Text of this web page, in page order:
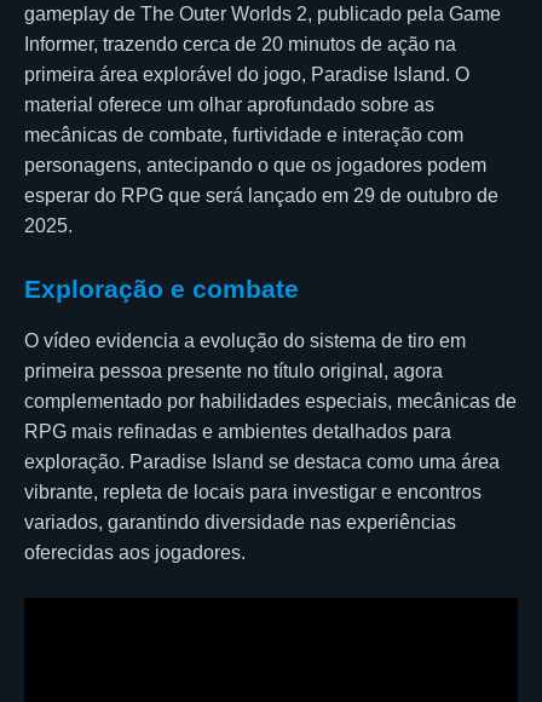
gameplay de The Outer Worlds 2, publicado pela Game
Informer, trazendo cerca de 20 minutos de ação na
primeira área explorável do jogo, Paradise Island. O
material oferece um olhar aprofundado sobre as
mecânicas de combate, furtividade e interação com
personagens, antecipando o que os jogadores podem
esperar do RPG que será lançado em 29 de outubro de
2025.
Exploração e combate
O vídeo evidencia a evolução do sistema de tiro em
primeira pessoa presente no título original, agora
complementado por habilidades especiais, mecânicas de
RPG mais refinadas e ambientes detalhados para
exploração. Paradise Island se destaca como uma área
vibrante, repleta de locais para investigar e encontros
variados, garantindo diversidade nas experiências
oferecidas aos jogadores.